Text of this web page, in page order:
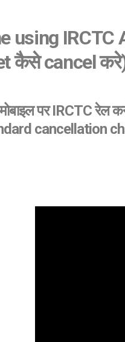
using
कैसे cancel
पर IRCTC रेल
cancellation